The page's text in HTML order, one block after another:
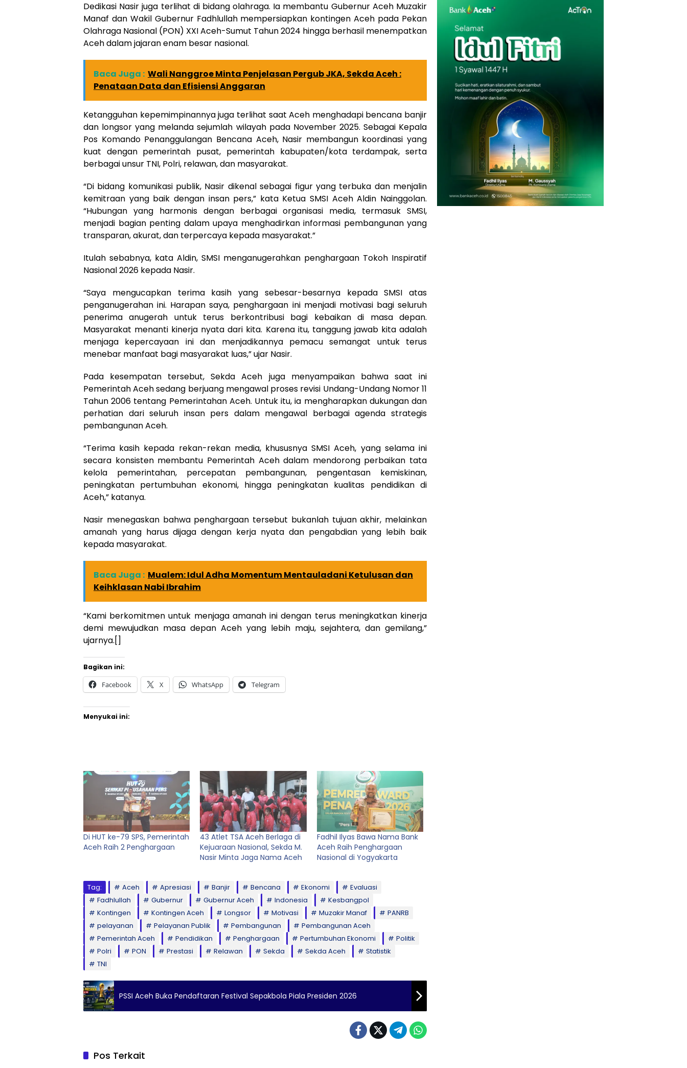
Dedikasi Nasir juga terlihat di bidang olahraga. Ia membantu Gubernur Aceh Muzakir
Manaf dan Wakil Gubernur Fadhlullah mempersiapkan kontingen Aceh pada Pekan
Olahraga Nasional (PON) XXI Aceh-Sumut Tahun 2024 hingga berhasil menempatkan
Aceh dalam jajaran enam besar nasional.
Baca Juga : Wali Nanggroe Minta Penjelasan Pergub JKA, Sekda Aceh :
Penataan Data dan Efisiensi Anggaran
Ketangguhan kepemimpinannya juga terlihat saat Aceh menghadapi bencana banjir
dan longsor yang melanda sejumlah wilayah pada November 2025. Sebagai Kepala
Pos Komando Penanggulangan Bencana Aceh, Nasir membangun koordinasi yang
kuat dengan pemerintah pusat, pemerintah kabupaten/kota terdampak, serta
berbagai unsur TNI, Polri, relawan, dan masyarakat.
“Di bidang komunikasi publik, Nasir dikenal sebagai figur yang terbuka dan menjalin
kemitraan yang baik dengan insan pers,” kata Ketua SMSI Aceh Aldin Nainggolan.
“Hubungan yang harmonis dengan berbagai organisasi media, termasuk SMSI,
menjadi bagian penting dalam upaya menghadirkan informasi pembangunan yang
transparan, akurat, dan terpercaya kepada masyarakat.”
Itulah sebabnya, kata Aldin, SMSI menganugerahkan penghargaan Tokoh Inspiratif
Nasional 2026 kepada Nasir.
“Saya mengucapkan terima kasih yang sebesar-besarnya kepada SMSI atas
penganugerahan ini. Harapan saya, penghargaan ini menjadi motivasi bagi seluruh
penerima anugerah untuk terus berkontribusi bagi kebaikan di masa depan.
Masyarakat menanti kinerja nyata dari kita. Karena itu, tanggung jawab kita adalah
menjaga kepercayaan ini dan menjadikannya pemacu semangat untuk terus
menebar manfaat bagi masyarakat luas,” ujar Nasir.
Pada kesempatan tersebut, Sekda Aceh juga menyampaikan bahwa saat ini
Pemerintah Aceh sedang berjuang mengawal proses revisi Undang-Undang Nomor 11
Tahun 2006 tentang Pemerintahan Aceh. Untuk itu, ia mengharapkan dukungan dan
perhatian dari seluruh insan pers dalam mengawal berbagai agenda strategis
pembangunan Aceh.
“Terima kasih kepada rekan-rekan media, khususnya SMSI Aceh, yang selama ini
secara konsisten membantu Pemerintah Aceh dalam mendorong perbaikan tata
kelola pemerintahan, percepatan pembangunan, pengentasan kemiskinan,
peningkatan pertumbuhan ekonomi, hingga peningkatan kualitas pendidikan di
Aceh,” katanya.
Nasir menegaskan bahwa penghargaan tersebut bukanlah tujuan akhir, melainkan
amanah yang harus dijaga dengan kerja nyata dan pengabdian yang lebih baik
kepada masyarakat.
Baca Juga : Mualem: Idul Adha Momentum Mentauladani Ketulusan dan
Keihklasan Nabi Ibrahim
“Kami berkomitmen untuk menjaga amanah ini dengan terus meningkatkan kinerja
demi mewujudkan masa depan Aceh yang lebih maju, sejahtera, dan gemilang,”
ujarnya.[]
Bagikan ini:
Facebook X WhatsApp Telegram
Menyukai ini:
Di HUT ke-79 SPS, Pemerintah
Aceh Raih 2 Penghargaan
43 Atlet TSA Aceh Berlaga di
Kejuaraan Nasional, Sekda M.
Nasir Minta Jaga Nama Aceh
Fadhil Ilyas Bawa Nama Bank
Aceh Raih Penghargaan
Nasional di Yogyakarta
Tag: Aceh Apresiasi Banjir Bencana Ekonomi
Evaluasi
Fadhlullah
Gubernur Gubernur Aceh Indonesia
Kesbangpol
Kontingen
Kontingen Aceh Longsor Motivasi Muzakir Manaf
PANRB
pelayanan
Pelayanan Publik Pembangunan
Pembangunan Aceh
Pemerintah Aceh
Pendidikan Penghargaan Pertumbuhan Ekonomi
Politik
Polri
PON Prestasi Relawan Sekda Sekda Aceh
Statistik
TNI
PSSI Aceh Buka Pendaftaran Festival Sepakbola Piala Presiden 2026
Pos Terkait